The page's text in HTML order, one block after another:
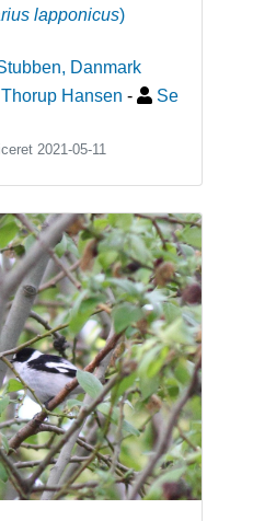
lapponicus)
, Danmark
Hansen -
Se
2021-05-11